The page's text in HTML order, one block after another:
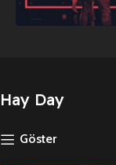
Hay Day
Göster